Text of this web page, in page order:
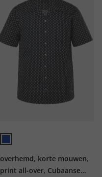
overhemd, korte mouwen,
print all-over, Cubaanse